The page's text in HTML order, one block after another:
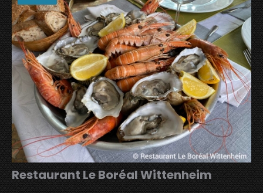
Restaurant Le Boréal Wittenheim